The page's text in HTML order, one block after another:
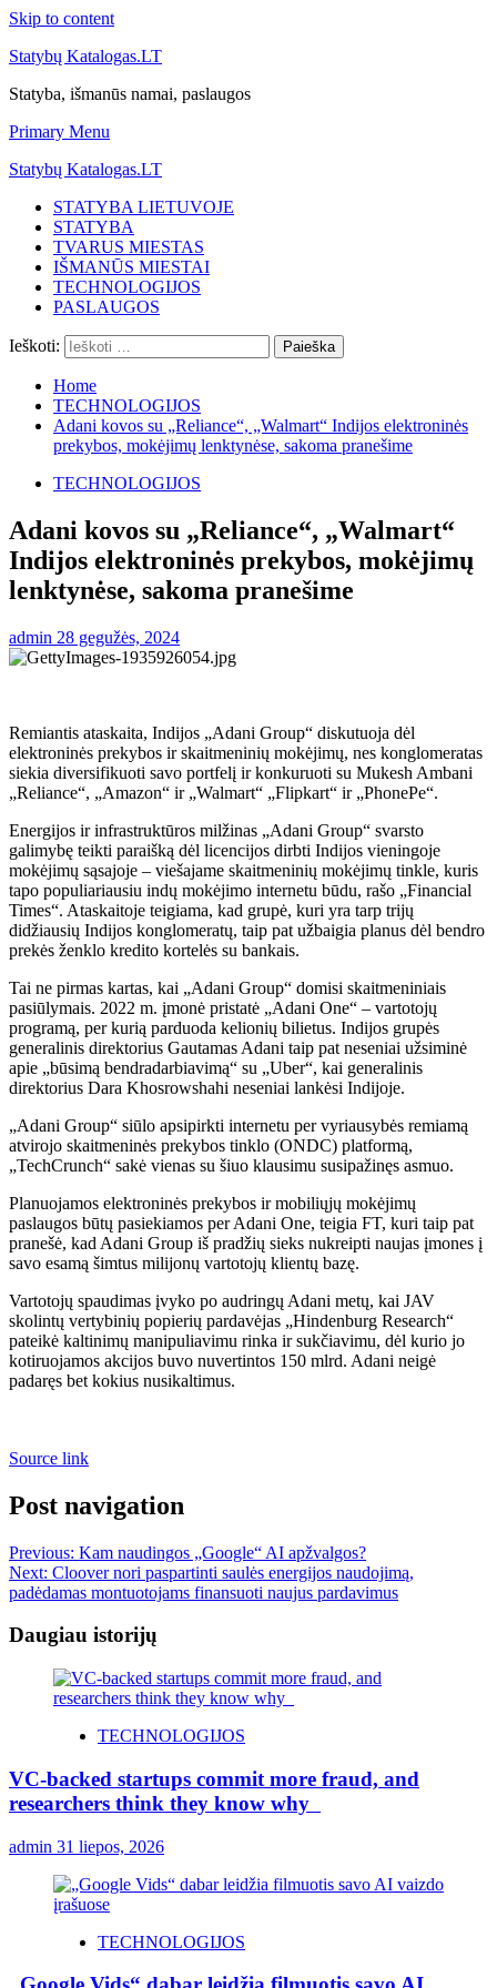
Skip to content
Statybų Katalogas.LT
Statyba, išmanūs namai, paslaugos
Primary Menu
Statybų Katalogas.LT
STATYBA LIETUVOJE
STATYBA
TVARUS MIESTAS
IŠMANŪS MIESTAI
TECHNOLOGIJOS
PASLAUGOS
Ieškoti:
Home
TECHNOLOGIJOS
Adani kovos su „Reliance“, „Walmart“ Indijos elektroninės
prekybos, mokėjimų lenktynėse, sakoma pranešime
TECHNOLOGIJOS
Adani kovos su „Reliance“, „Walmart“
Indijos elektroninės prekybos, mokėjimų
lenktynėse, sakoma pranešime
admin 28 gegužės, 2024
Remiantis ataskaita, Indijos „Adani Group“ diskutuoja dėl
elektroninės prekybos ir skaitmeninių mokėjimų, nes konglomeratas
siekia diversifikuoti savo portfelį ir konkuruoti su Mukesh Ambani
„Reliance“, „Amazon“ ir „Walmart“ „Flipkart“ ir „PhonePe“.
Energijos ir infrastruktūros milžinas „Adani Group“ svarsto
galimybę teikti paraišką dėl licencijos dirbti Indijos vieningoje
mokėjimų sąsajoje – viešajame skaitmeninių mokėjimų tinkle, kuris
tapo populiariausiu indų mokėjimo internetu būdu, rašo „Financial
Times“. Ataskaitoje teigiama, kad grupė, kuri yra tarp trijų
didžiausių Indijos konglomeratų, taip pat užbaigia planus dėl bendro
prekės ženklo kredito kortelės su bankais.
Tai ne pirmas kartas, kai „Adani Group“ domisi skaitmeniniais
pasiūlymais. 2022 m. įmonė pristatė „Adani One“ – vartotojų
programą, per kurią parduoda kelionių bilietus. Indijos grupės
generalinis direktorius Gautamas Adani taip pat neseniai užsiminė
apie „būsimą bendradarbiavimą“ su „Uber“, kai generalinis
direktorius Dara Khosrowshahi neseniai lankėsi Indijoje.
„Adani Group“ siūlo apsipirkti internetu per vyriausybės remiamą
atvirojo skaitmeninės prekybos tinklo (ONDC) platformą,
„TechCrunch“ sakė vienas su šiuo klausimu susipažinęs asmuo.
Planuojamos elektroninės prekybos ir mobiliųjų mokėjimų
paslaugos būtų pasiekiamos per Adani One, teigia FT, kuri taip pat
pranešė, kad Adani Group iš pradžių sieks nukreipti naujas įmones į
savo esamą šimtus milijonų vartotojų klientų bazę.
Vartotojų spaudimas įvyko po audringų Adani metų, kai JAV
skolintų vertybinių popierių pardavėjas „Hindenburg Research“
pateikė kaltinimų manipuliavimu rinka ir sukčiavimu, dėl kurio jo
kotiruojamos akcijos buvo nuvertintos 150 mlrd. Adani neigė
padaręs bet kokius nusikaltimus.
Source link
Post navigation
Previous: Kam naudingos „Google“ AI apžvalgos?
Next: Cloover nori paspartinti saulės energijos naudojimą,
padėdamas montuotojams finansuoti naujus pardavimus
Daugiau istorijų
TECHNOLOGIJOS
VC-backed startups commit more fraud, and
researchers think they know why
admin 31 liepos, 2026
TECHNOLOGIJOS